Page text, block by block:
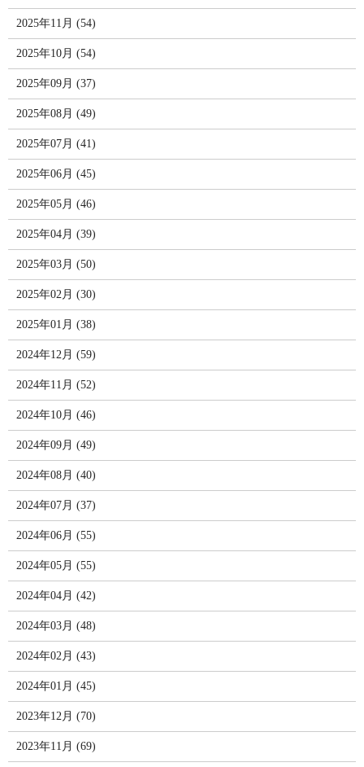
2025年11月 (54)
2025年10月 (54)
2025年09月 (37)
2025年08月 (49)
2025年07月 (41)
2025年06月 (45)
2025年05月 (46)
2025年04月 (39)
2025年03月 (50)
2025年02月 (30)
2025年01月 (38)
2024年12月 (59)
2024年11月 (52)
2024年10月 (46)
2024年09月 (49)
2024年08月 (40)
2024年07月 (37)
2024年06月 (55)
2024年05月 (55)
2024年04月 (42)
2024年03月 (48)
2024年02月 (43)
2024年01月 (45)
2023年12月 (70)
2023年11月 (69)